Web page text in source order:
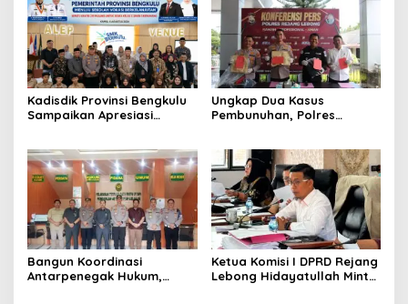
Kadisdik Provinsi Bengkulu
Sampaikan Apresiasi
Kepahiang Bagikan 215
Sepatu Dan Baju Gratis
Ungkap Dua Kasus
Pembunuhan, Polres
Tersangka
Bangun Koordinasi
Antarpenegak Hukum,
Ketua Komisi I DPRD Rejang
Lebong Hidayatullah Minta